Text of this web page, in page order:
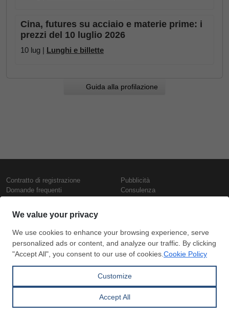
Cina, futures su acciaio e materie prime: i
prezzi del 10 luglio 2026
10 lug | Lunghi e billette
Guida alla profilazione
Contratto di registrazione
Domande frequenti
Presentazione
Contattaci
Termini di utilizzo
Politica di riservatezza
Pubblicità
Consulenza
Prezzi e indici
Prezzi giornalieri rottame
Marketplace Inc.
Tutti i diritti riservati